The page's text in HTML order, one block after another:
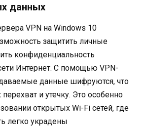
данных
VPN на Windows 10
защитить личные
конфиденциальность
Интернет. С помощью VPN-
данные шифруются, что
и утечку. Это особенно
открытых Wi-Fi сетей, где
легко украдены